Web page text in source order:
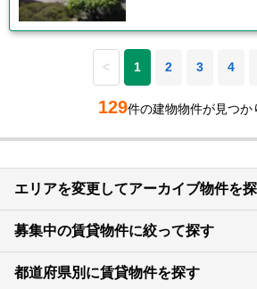
< 1 2 3 4
129件の建物物件が見つか
エリアを変更してアーカイブ物件を
募集中の賃貸物件に絞って探す
都道府県別に賃貸物件を探す